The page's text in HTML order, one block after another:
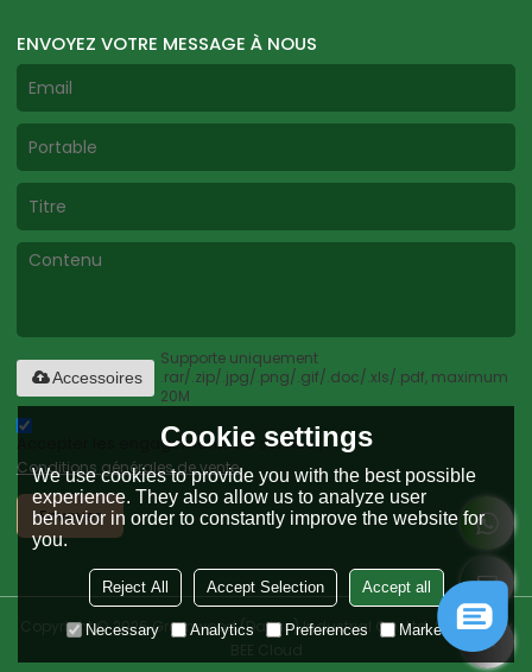
ENVOYEZ VOTRE MESSAGE À NOUS
Supporte uniquement
.rar/.zip/.jpg/.png/.gif/.doc/.xls/.pdf, maximum
20M
Accessoires
Accepter les engagements de service.,
Conditions générales de vente
Envoyer
Copyright © 2026Greenwood (Dalian) Industrial Co., Ltd.Support By
Cookie settings
We use cookies to provide you with the best possible
experience. They also allow us to analyze user
behavior in order to constantly improve the website for
you.
Reject All Accept Selection Accept all
Necessary Analytics Preferences Marketing